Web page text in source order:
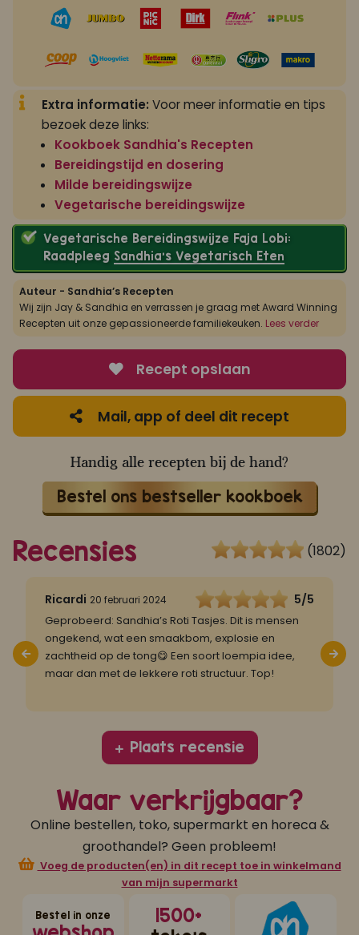
Extra informatie: Voor meer informatie en tips
bezoek deze links:
Kookboek Sandhia's Recepten
Bereidingstijd en dosering
Milde bereidingswijze
Vegetarische bereidingswijze
Vegetarische Bereidingswijze Faja Lobi:
Raadpleeg Sandhia’s Vegetarisch Eten
Auteur - Sandhia’s Recepten
Wij zijn Jay & Sandhia en verrassen je graag met Award Winning
Recepten uit onze gepassioneerde familiekeuken. Lees verder
Recept opslaan
Mail, app of deel dit recept
Handig alle recepten bij de hand?
Bestel ons bestseller kookboek
Recensies (1802)
Ricardi 20 februari 2024 5/5
Geprobeerd: Sandhia’s Roti Tasjes. Dit is mensen
ongekend, wat een smaakbom, explosie en
zachtheid op de tong😋 Een soort loempia idee,
maar dan met de lekkere roti structuur. Top!
Plaats recensie
Waar verkrijgbaar?
Online bestellen, toko, supermarkt en horeca &
groothandel? Geen probleem!
Voeg de producten(en) in dit recept toe in winkelmand
van mijn supermarkt
Bestel in onze
1500+